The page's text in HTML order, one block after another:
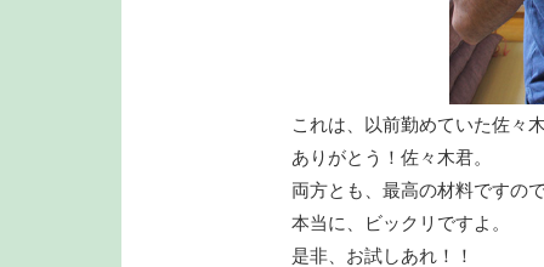
これは、以前勤めていた佐々
ありがとう！佐々木君。
両方とも、最高の材料ですの
本当に、ビックリですよ。
是非、お試しあれ！！